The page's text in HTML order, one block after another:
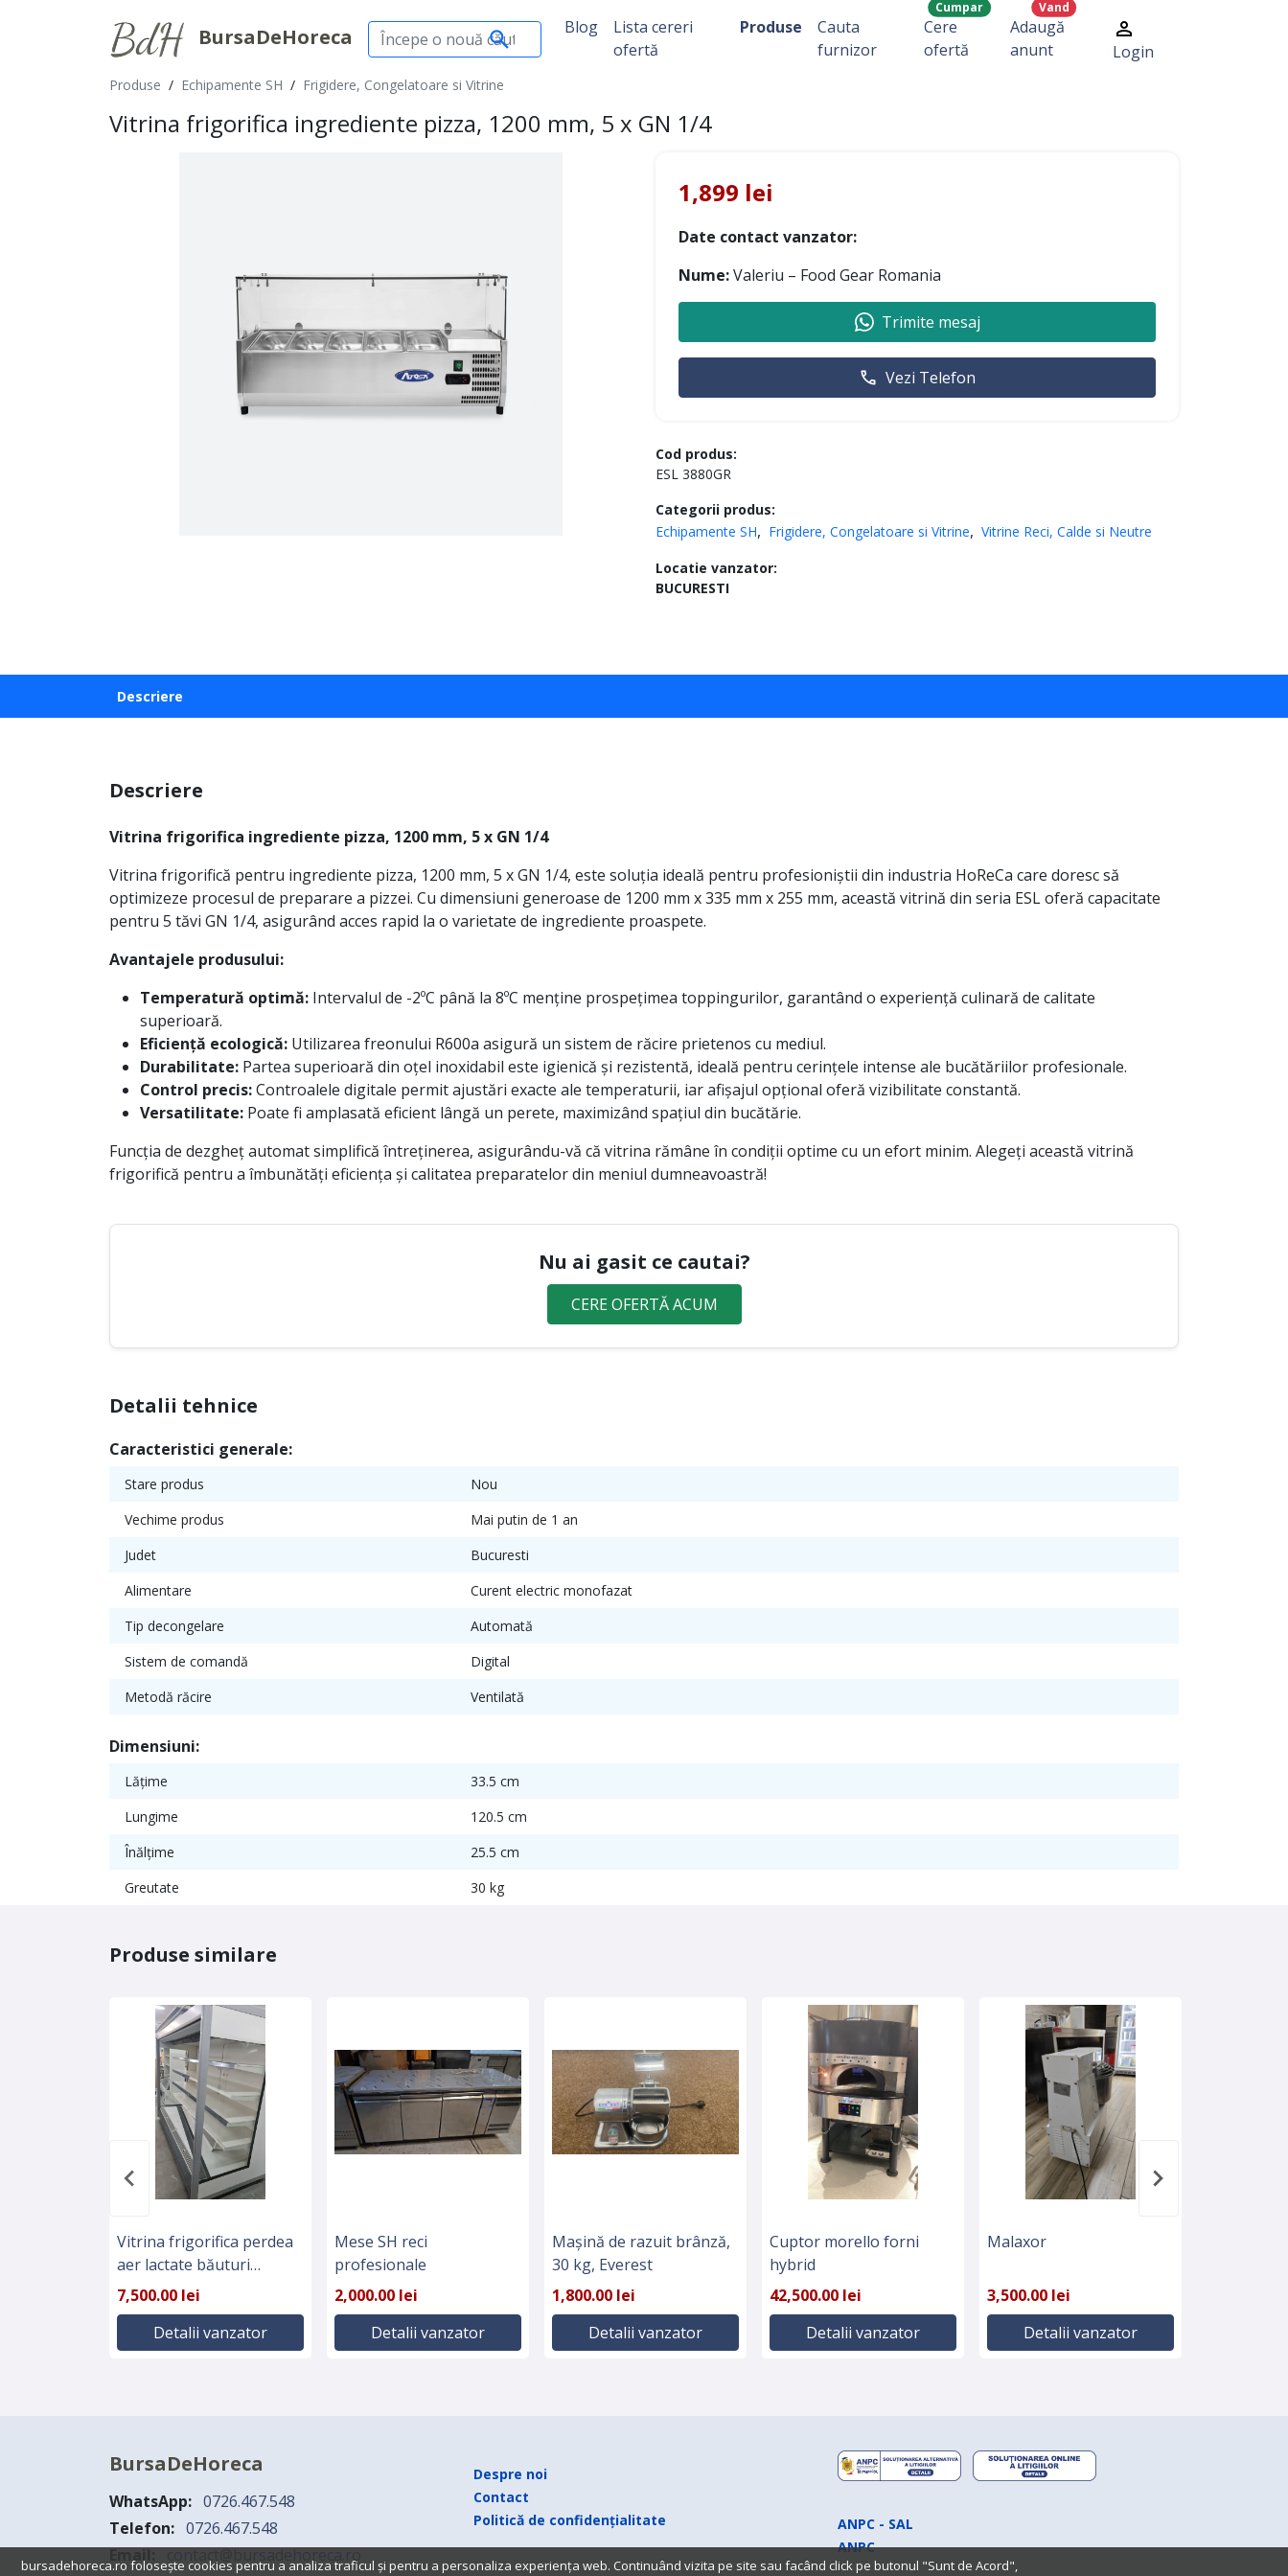
BursaDeHoreca Blog
Lista cereri
ofertă
Produse
Cauta
furnizor
Cere
ofertă
Cumpar
Adaugă
anunt
Vand
Login
Produse / Echipamente SH / Frigidere, Congelatoare si Vitrine
Vitrina frigorifica ingrediente pizza, 1200 mm, 5 x GN 1/4
Cod produs:
ESL 3880GR
Categorii produs:
Echipamente SH
Frigidere, Congelatoare si Vitrine
Vitrine Reci, Calde si Neutre
Locatie vanzator:
BUCURESTI
1,899 lei
Date contact vanzator:
Nume:Valeriu – Food Gear Romania
Trimite mesaj
Vezi Telefon
Descriere
Descriere
Vitrina frigorifica ingrediente pizza, 1200 mm, 5 x GN 1/4
Vitrina frigorifică pentru ingrediente pizza, 1200 mm, 5 x GN 1/4, este soluția ideală pentru profesioniștii din industria HoReCa care doresc să
optimizeze procesul de preparare a pizzei. Cu dimensiuni generoase de 1200 mm x 335 mm x 255 mm, această vitrină din seria ESL oferă capacitate
pentru 5 tăvi GN 1/4, asigurând acces rapid la o varietate de ingrediente proaspete.
Avantajele produsului:
Temperatură optimă: Intervalul de -2ºC până la 8ºC menține prospețimea toppingurilor, garantând o experiență culinară de calitate
superioară.
Eficiență ecologică: Utilizarea freonului R600a asigură un sistem de răcire prietenos cu mediul.
Durabilitate: Partea superioară din oțel inoxidabil este igienică și rezistentă, ideală pentru cerințele intense ale bucătăriilor profesionale.
Control precis:Controalele digitale permit ajustări exacte ale temperaturii, iar afișajul opțional oferă vizibilitate constantă.
Versatilitate: Poate fi amplasată eficient lângă un perete, maximizând spațiul din bucătărie.
Funcția de dezgheț automat simplifică întreținerea, asigurându-vă că vitrina rămâne în condiții optime cu un efort minim. Alegeți această vitrină
frigorifică pentru a îmbunătăți eficiența și calitatea preparatelor din meniul dumneavoastră!
Nu ai gasit ce cautai?
CERE OFERTĂ ACUM
Detalii tehnice
Caracteristici generale:
Stare produs
Nou
Vechime produs
Mai putin de 1 an
Judet
Bucuresti
Alimentare
Curent electric monofazat
Tip decongelare
Automată
Sistem de comandă
Digital
Metodă răcire
Ventilată
Dimensiuni:
Lățime
33.5 cm
Lungime
120.5 cm
Înălțime
25.5 cm
Greutate
30 kg
Produse similare
Vitrina frigorifica perdea
aer lactate băuturi
legume fructe
7,500.00 lei
Detalii vanzator
Mese SH reci
profesionale
2,000.00 lei
Detalii vanzator
Mașină de razuit brânză,
30 kg, Everest
1,800.00 lei
Detalii vanzator
Cuptor morello forni
hybrid
42,500.00 lei
Detalii vanzator
Malaxor
3,500.00 lei
Detalii vanzator
bursadehoreca.ro folosește cookies pentru a analiza traficul și pentru a personaliza experiența web. Continuând vizita pe site sau facând click pe butonul "Sunt de Acord",
BursaDeHoreca
WhatsApp: 0726.467.548
Telefon: 0726.467.548
Despre noi
Contact
Politică de confidențialitate
ANPC - SAL
ANPC